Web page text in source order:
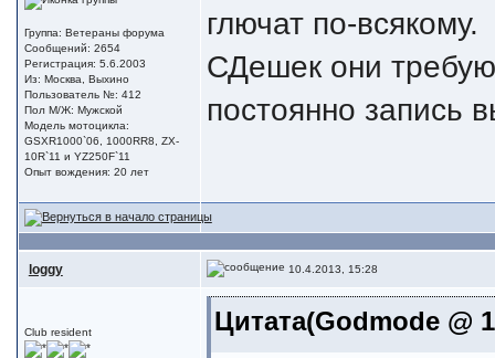
Группа: Ветераны форума
Сообщений: 2654
Регистрация: 5.6.2003
Из: Москва, Выхино
Пользователь №: 412
Пол М/Ж: Мужской
Модель мотоцикла:
GSXR1000`06, 1000RR8, ZX-
10R`11 и YZ250F`11
Опыт вождения: 20 лет
глючат по-всякому.
СДешек они
постоянно запись
loggy 10.4.2013, 15:28
Club resident Цитата(Godmode @